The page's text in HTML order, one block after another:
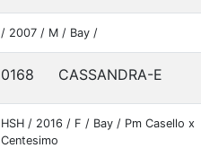
/ 2007 / M / Bay /
0168 CASSANDRA-E
HSH / 2016 / F / Bay / Pm Casello x
Centesimo